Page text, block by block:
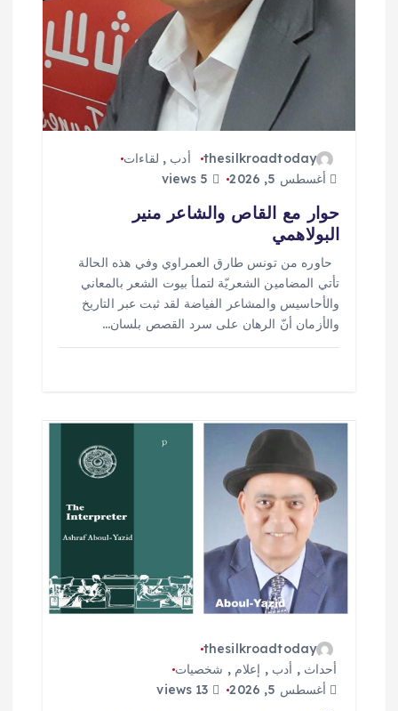
thesilkroadtoday أدب , لقاءات
أغسطس 5, 2026
حوار مع القاص والشاعر منير
البولاهمي
حاوره من تونس طارق العمراوي وفي هذه الحالة
تأتي المضامين الشعريّة لتملأ بيوت الشعر بالمعاني
والأحاسيس والمشاعر الفياضة لقد ثبت عبر التاريخ
والأزمان أنّ الرهان على سرد القصص بلسان…
thesilkroadtoday
أحداث , أدب , إعلام , شخصيات
أغسطس 5, 2026